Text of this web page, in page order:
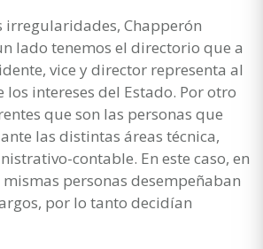
irregularidades, Chapperón
lado tenemos el directorio que a
vice y director representa al
los intereses del Estado. Por otro
que son las personas que
las distintas áreas técnica,
contable. En este caso, en
personas desempeñaban
por lo tanto decidían